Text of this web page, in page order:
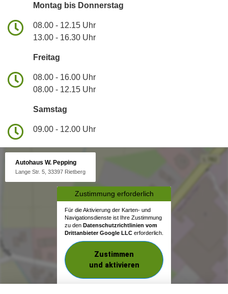
Montag bis Donnerstag
08.00 - 12.15 Uhr
13.00 - 16.30 Uhr
Freitag
08.00 - 16.00 Uhr
08.00 - 12.15 Uhr
Samstag
09.00 - 12.00 Uhr
Autohaus W. Pepping
Lange Str. 5, 33397 Rietberg
Zustimmung erforderlich
Für die Aktivierung der Karten- und
Navigationsdienste ist Ihre Zustimmung
zu den Datenschutzrichtlinien vom
Drittanbieter Google LLC erforderlich.
Zustimmen
und aktivieren